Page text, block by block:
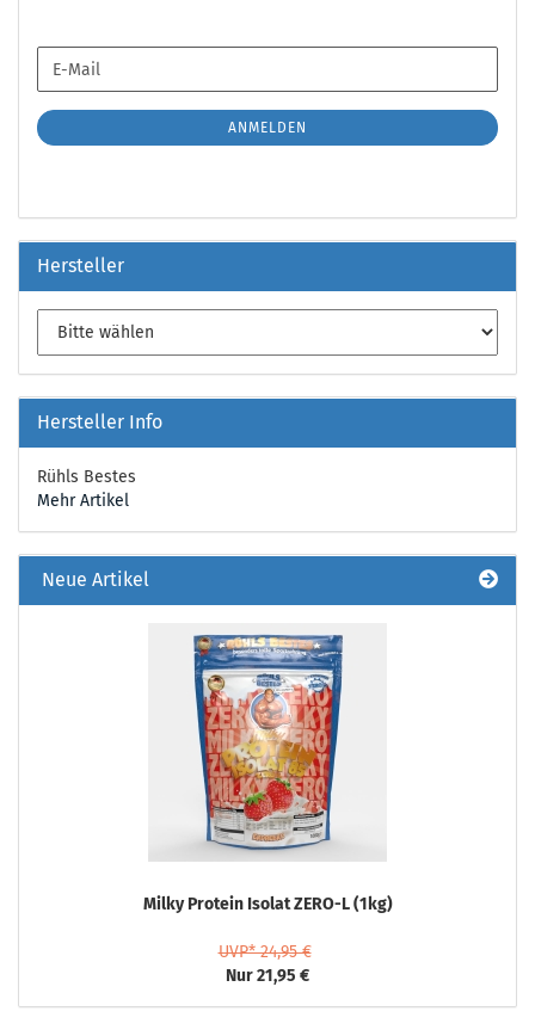
ZUR
ANMELDUNG
E-
Mail
ANMELDEN
Hersteller
Hersteller Info
Rühls Bestes
Mehr Artikel
Neue Artikel
Milky Protein Isolat ZERO-L (1kg)
UVP* 24,95 €
Nur 21,95 €